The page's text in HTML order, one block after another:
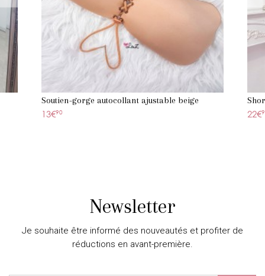
Soutien-gorge autocollant ajustable beige
13€90
22€
Newsletter
Je souhaite être informé des nouveautés et profiter de
réductions en avant-première.